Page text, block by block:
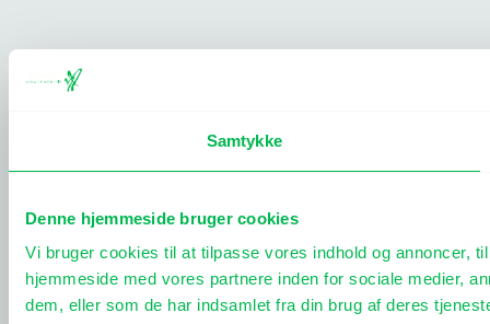
Samtykke
Denne hjemmeside bruger cookies
Vi bruger cookies til at tilpasse vores indhold og annoncer,
hjemmeside med vores partnere inden for sociale medier,
dem, eller som de har indsamlet fra din brug af deres